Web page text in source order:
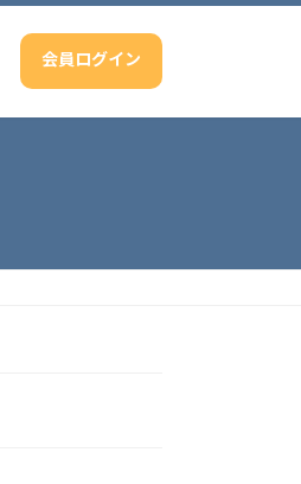
会員ログイン